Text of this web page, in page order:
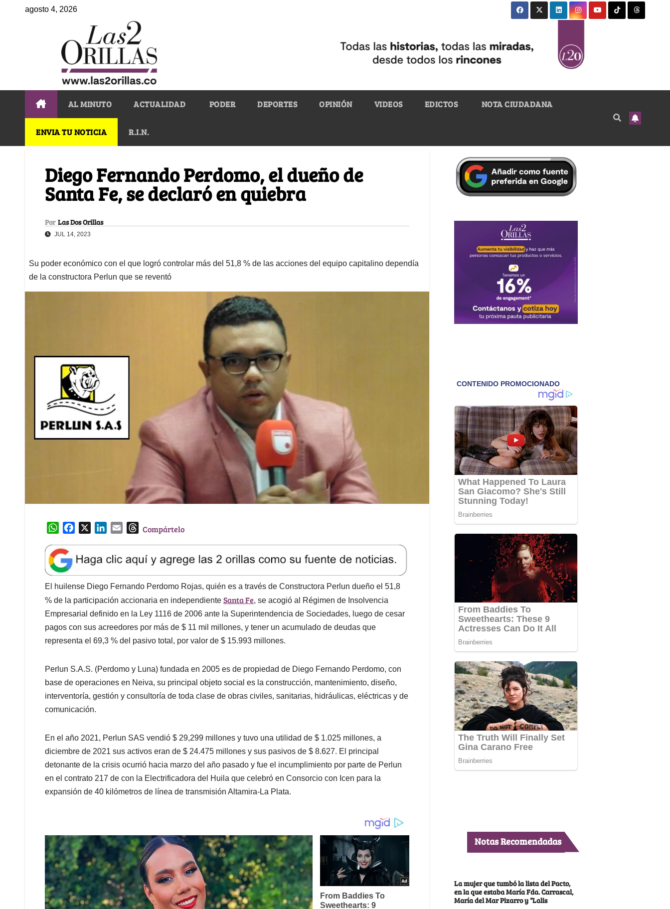
agosto 4, 2026
AL MINUTO ACTUALIDAD PODER DEPORTES OPINIÓN VIDEOS EDICTOS NOTA CIUDADANA
ENVIA TU NOTICIA R.I.N.
Diego Fernando Perdomo, el dueño de
Santa Fe, se declaró en quiebra
Por Las Dos Orillas
JUL 14, 2023
Su poder económico con el que logró controlar más del 51,8 % de las acciones del equipo capitalino dependía
de la constructora Perlun que se reventó
W
a
t
s
A
p
p
e
b
o
o
k
k
e
d
I
n
l
T
e
a
d
s
Compártelo
El huilense Diego Fernando Perdomo Rojas, quién es a través de Constructora Perlun dueño el 51,8
% de la participación accionaria en independiente Santa Fe, se acogió al Régimen de Insolvencia
Empresarial definido en la Ley 1116 de 2006 ante la Superintendencia de Sociedades, luego de cesar
pagos con sus acreedores por más de $ 11 mil millones, y tener un acumulado de deudas que
representa el 69,3 % del pasivo total, por valor de $ 15.993 millones.
Perlun S.A.S. (Perdomo y Luna) fundada en 2005 es de propiedad de Diego Fernando Perdomo, con
base de operaciones en Neiva, su principal objeto social es la construcción, mantenimiento, diseño,
interventoría, gestión y consultoría de toda clase de obras civiles, sanitarias, hidráulicas, eléctricas y de
comunicación.
En el año 2021, Perlun SAS vendió $ 29,299 millones y tuvo una utilidad de $ 1.025 millones, a
diciembre de 2021 sus activos eran de $ 24.475 millones y sus pasivos de $ 8.627. El principal
detonante de la crisis ocurrió hacia marzo del año pasado y fue el incumplimiento por parte de Perlun
en el contrato 217 de con la Electrificadora del Huila que celebró en Consorcio con Icen para la
expansión de 40 kilómetros de línea de transmisión Altamira-La Plata.
Notas Recomendadas
La mujer que tumbó la lista del Pacto,
en la que estaba María Fda. Carrascal,
María del Mar Pizarro y “Lalis